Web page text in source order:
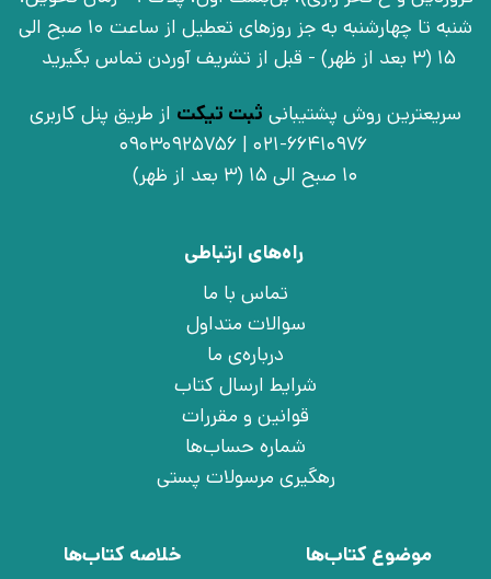
شنبه تا چهارشنبه به جز روزهای تعطیل از ساعت 10 صبح الی
15 (3 بعد از ظهر) - قبل از تشریف آوردن تماس بگیرید
سریعترین روش پشتیبانی ثبت تیکت از طریق پنل کاربری
021-66410976 | 09030925756
10 صبح الی 15 (3 بعد از ظهر)
راه‌های ارتباطی
تماس با ما
سوالات متداول
درباره‌ی ما
شرایط ارسال کتاب
قوانین و مقررات
شماره حساب‌ها
رهگیری مرسولات پستی
موضوع کتاب‌ها
خلاصه کتاب‌ها